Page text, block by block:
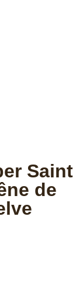
Saint
de